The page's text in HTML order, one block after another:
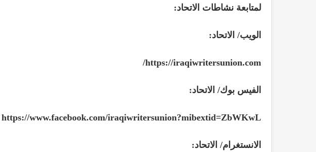
لمتابعة نشاطات الاتحاد:
الويب/ الاتحاد:
https://iraqiwritersunion.com
/
الفيس بوك/ الاتحاد:
https://www.facebook.com/iraqiwritersunion?mibextid=ZbWKwL
الانستغرام/ الاتحاد: